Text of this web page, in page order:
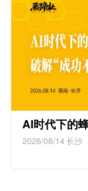
AI时代下的
2026/08/14长沙